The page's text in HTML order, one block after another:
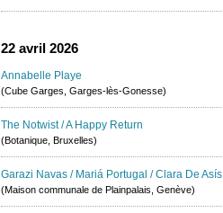
22 avril 2026
Annabelle Playe
(Cube Garges, Garges-lès-Gonesse)
The Notwist / A Happy Return
(Botanique, Bruxelles)
Garazi Navas / Mariá Portugal / Clara De Asís
(Maison communale de Plainpalais, Genève)